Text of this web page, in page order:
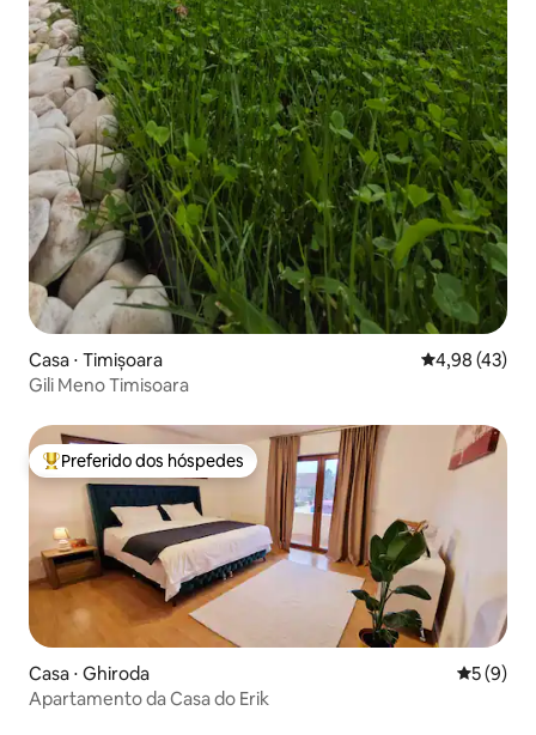
Casa ⋅ Timișoara 4,98 de uma
4,98 (43)
Gili Meno Timisoara
Entre os melhores preferidos dos hóspedes
Preferido dos hóspedes
Casa ⋅ Ghiroda 5 de
5 (9)
Apartamento da Casa do Erik